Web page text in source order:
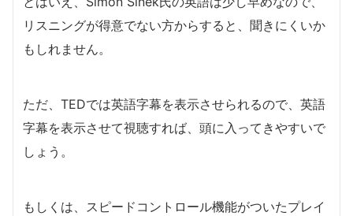
リスニングが得意でない方からすると、聞きにくいか
もしれません。
ただ、TEDでは英語字幕を表示させられるので、英語
字幕を表示させて視聴すれば、頭に入ってきやすいで
しょう。
もしくは、スピードコントロール機能がついたプレイ